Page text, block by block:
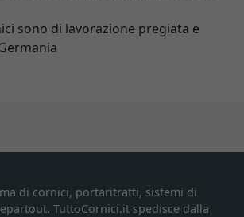
sono di lavorazione pregiata e
di cornici, portaritratti, sistemi di
TuttoCornici.it spedisce dalla